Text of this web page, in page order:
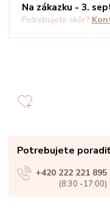
Na zákazku - 3.
Potrebujete skôr?
Potrebujete
+420 222 221 895
(8:30 -17:00)